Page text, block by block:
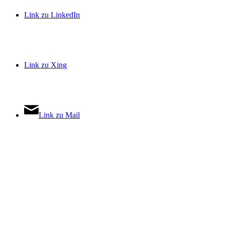
Link zu LinkedIn
Link zu Xing
Link zu Mail